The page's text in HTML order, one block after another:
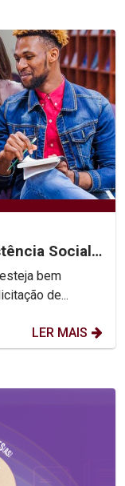
Social
bem
de...
LER MAIS